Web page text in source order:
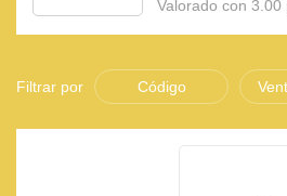
Valorado con 3.00
Filtrar por Código